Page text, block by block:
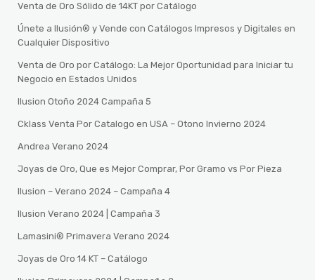
Venta de Oro Sólido de 14KT por Catálogo
Únete a Ilusión® y Vende con Catálogos Impresos y Digitales en
Cualquier Dispositivo
Venta de Oro por Catálogo: La Mejor Oportunidad para Iniciar tu
Negocio en Estados Unidos
Ilusion Otoño 2024 Campaña 5
Cklass Venta Por Catalogo en USA – Otono Invierno 2024
Andrea Verano 2024
Joyas de Oro, Que es Mejor Comprar, Por Gramo vs Por Pieza
Ilusion – Verano 2024 – Campaña 4
Ilusion Verano 2024 | Campaña 3
Lamasini®️ Primavera Verano 2024
Joyas de Oro 14 KT – Catálogo